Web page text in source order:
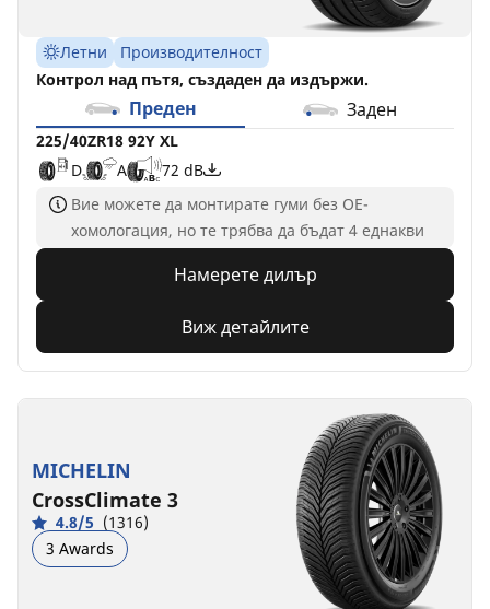
Летни
Производителност
Контрол над пътя, създаден да издържи.
Преден Заден
225/40ZR18 92Y XL
D
A 72 dB
Вие можете да монтирате гуми без ОЕ-
хомологация, но те трябва да бъдат 4 еднакви
Намерете дилър
Виж детайлите
MICHELIN
CrossClimate 3
4.8/5 (1316)
3 Awards